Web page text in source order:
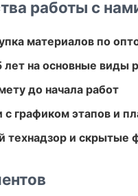
работы с
материалов по
лет на основные виды
до начала работ
с графиком этапов и
технадзор и скрытые